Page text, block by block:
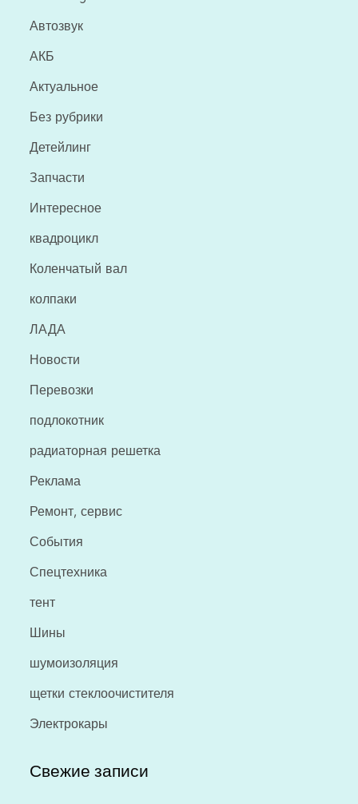
Автозвук
АКБ
Актуальное
Без рубрики
Детейлинг
Запчасти
Интересное
квадроцикл
Коленчатый вал
колпаки
ЛАДА
Новости
Перевозки
подлокотник
радиаторная решетка
Реклама
Ремонт, сервис
События
Спецтехника
тент
Шины
шумоизоляция
щетки стеклоочистителя
Электрокары
Свежие записи